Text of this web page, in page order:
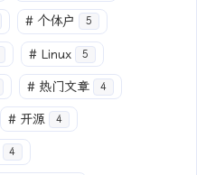
# 个体户 5
# Linux 5
# 热门文章 4
# 开源 4
4